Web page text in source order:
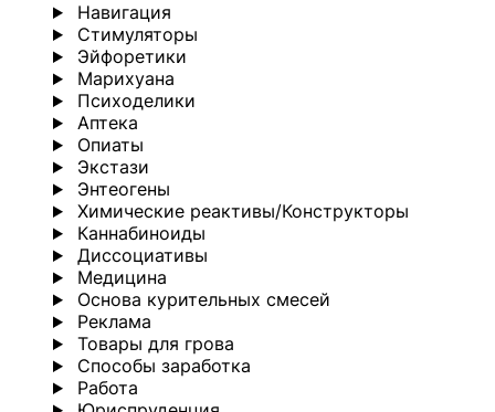
Навигация
Стимуляторы
Эйфоретики
Марихуана
Психоделики
Аптека
Опиаты
Экстази
Энтеогены
Химические реактивы/Конструкторы
Каннабиноиды
Диссоциативы
Медицина
Основа курительных смесей
Реклама
Товары для грова
Способы заработка
Работа